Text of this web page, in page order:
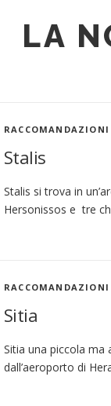
LA
RACCOMANDAZIONI
Stalis
Stalis si trova in
Hersonissos e tre
RACCOMANDAZIONI
Sitia
Sitia una piccola ma
dall’aeroporto di